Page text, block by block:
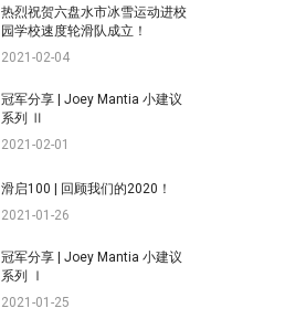
热烈祝贺六盘水市冰雪运动进校
园学校速度轮滑队成立！
2021-02-04
冠军分享 | Joey Mantia 小建议
系列 Ⅱ
2021-02-01
滑启100 | 回顾我们的2020！
2021-01-26
冠军分享 | Joey Mantia 小建议
系列 Ⅰ
2021-01-25